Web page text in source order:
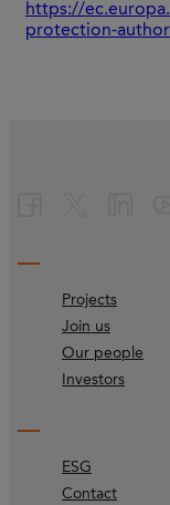
https://
protection-
Projects
Join us
Our people
Investors
ESG
Contact